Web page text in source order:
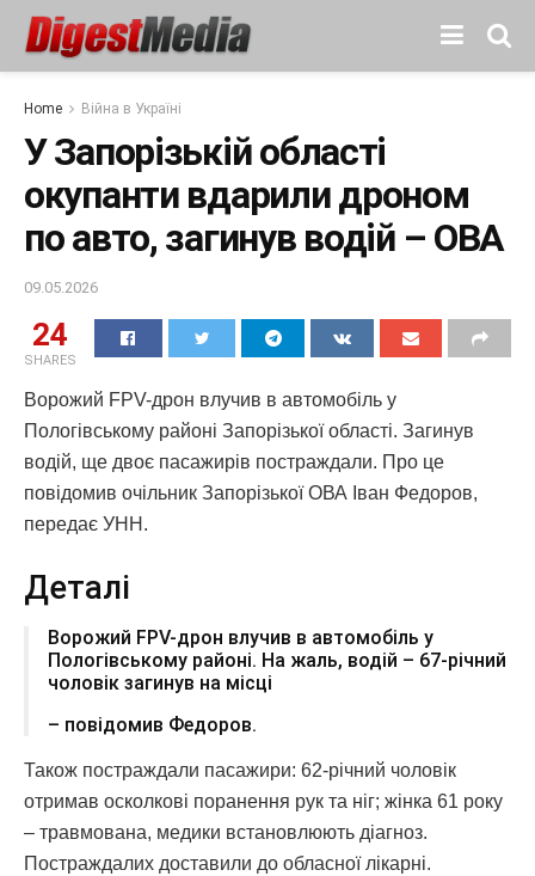
Home Війна в Україні
У Запорізькій області
окупанти вдарили дроном
по авто, загинув водій – ОВА
09.05.2026
24
SHARES
Ворожий FPV-дрон влучив в автомобіль у
Пологівському районі Запорізької області. Загинув
водій, ще двоє пасажирів постраждали. Про це
повідомив очільник Запорізької ОВА Іван Федоров,
передає УНН.
Деталі
Ворожий FPV-дрон влучив в автомобіль у
Пологівському районі. На жаль, водій – 67-річний
чоловік загинув на місці
– повідомив Федоров.
Також постраждали пасажири: 62-річний чоловік
отримав осколкові поранення рук та ніг; жінка 61 року
– травмована, медики встановлюють діагноз.
Постраждалих доставили до обласної лікарні.